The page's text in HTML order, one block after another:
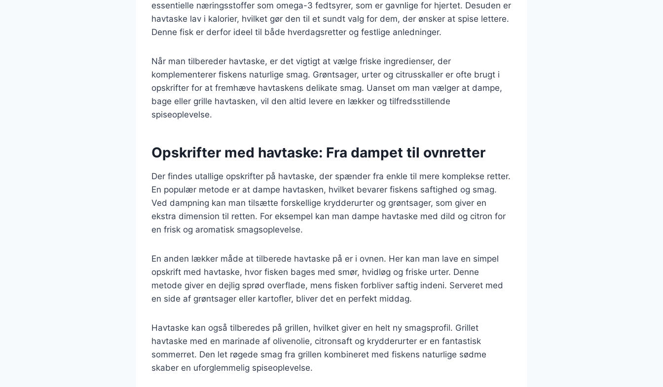
essentielle næringsstoffer som omega-3 fedtsyrer, som er gavnlige for hjertet. Desuden er
havtaske lav i kalorier, hvilket gør den til et sundt valg for dem, der ønsker at spise lettere.
Denne fisk er derfor ideel til både hverdagsretter og festlige anledninger.
Når man tilbereder havtaske, er det vigtigt at vælge friske ingredienser, der
komplementerer fiskens naturlige smag. Grøntsager, urter og citrusskaller er ofte brugt i
opskrifter for at fremhæve havtaskens delikate smag. Uanset om man vælger at dampe,
bage eller grille havtasken, vil den altid levere en lækker og tilfredsstillende
spiseoplevelse.
Opskrifter med havtaske: Fra dampet til ovnretter
Der findes utallige opskrifter på havtaske, der spænder fra enkle til mere komplekse retter.
En populær metode er at dampe havtasken, hvilket bevarer fiskens saftighed og smag.
Ved dampning kan man tilsætte forskellige krydderurter og grøntsager, som giver en
ekstra dimension til retten. For eksempel kan man dampe havtaske med dild og citron for
en frisk og aromatisk smagsoplevelse.
En anden lækker måde at tilberede havtaske på er i ovnen. Her kan man lave en simpel
opskrift med havtaske, hvor fisken bages med smør, hvidløg og friske urter. Denne
metode giver en dejlig sprød overflade, mens fisken forbliver saftig indeni. Serveret med
en side af grøntsager eller kartofler, bliver det en perfekt middag.
Havtaske kan også tilberedes på grillen, hvilket giver en helt ny smagsprofil. Grillet
havtaske med en marinade af olivenolie, citronsaft og krydderurter er en fantastisk
sommerret. Den let røgede smag fra grillen kombineret med fiskens naturlige sødme
skaber en uforglemmelig spiseoplevelse.